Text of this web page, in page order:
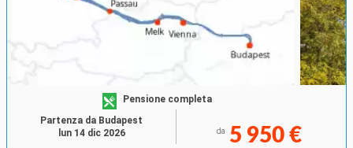
Pensione completa
da 5 950 €
Partenza da Budapest
lun 14 dic 2026